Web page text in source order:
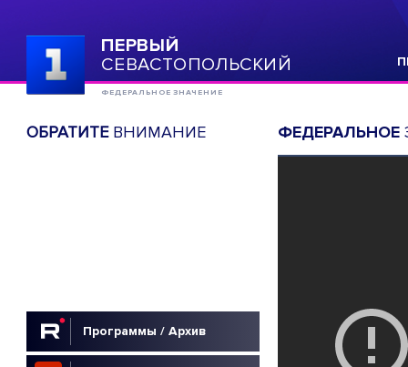
ПЕРВЫЙ
СЕВАСТОПОЛЬСКИЙ
ФЕДЕРАЛЬНОЕ ЗНАЧЕНИЕ
ОБРАТИТЕВНИМАНИЕ
Программы / Архив
ФЕДЕРАЛЬНОЕ